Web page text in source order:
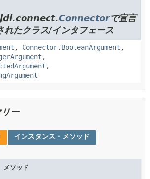
Connectorで宣言
れたクラス/インタフェース
, Connector.BooleanArgument ,
,
,
ー
インスタンス・メソッド
メソッド